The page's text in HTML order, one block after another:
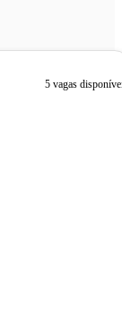
5 vagas